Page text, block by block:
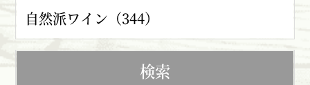
自然派ワイン（344）
検索